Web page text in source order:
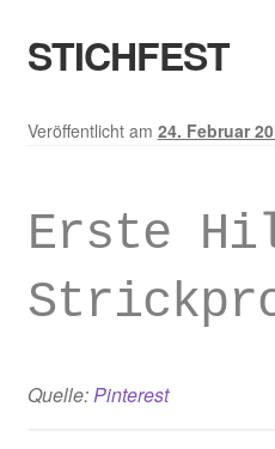
Zur
Navigation
Zum
Inhalt
STICHFEST
Shop
About me
Veröffentlicht am 24. Februar
Erste
Quelle: Pinterest